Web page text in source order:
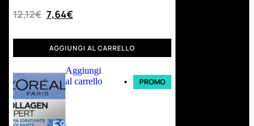
12,12€ 7,64€
AGGIUNGI AL CARRELLO
Aggiungi
al carrello
PROMO